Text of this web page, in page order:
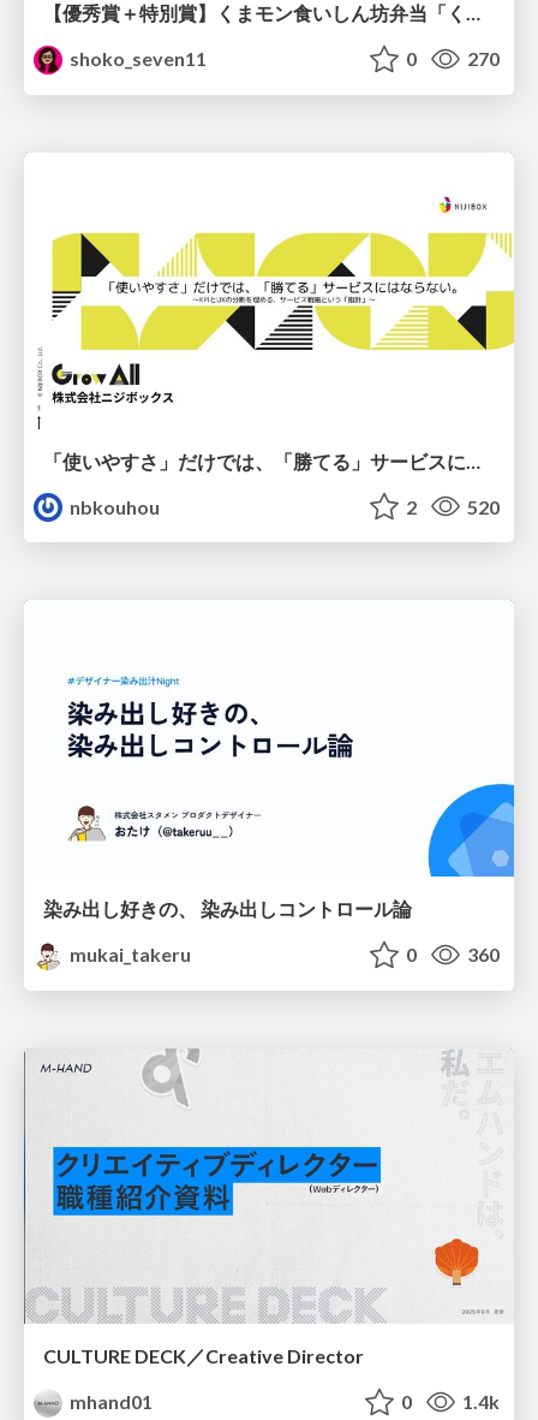
【優秀賞＋特別賞】くまモン食いしん坊弁当「くまモンの魔法の柑橘弁当」最終審査資料
shoko_seven11
0 270
nbkouhou
2 520
染み出し好きの、 染み出しコントロール論
mukai_takeru
0 360
CULTURE DECK／Creative Director
mhand01
0 1.4k